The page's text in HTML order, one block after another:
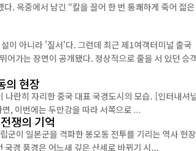
이 아니라 '질서'다. 그런데 최근 제1여객터미널 출국
어가는 장면이 공개됐다. 정상적으로 줄을 서 있던 승
의 현장
리한 중국 대표 국경도시의 모습. [인터내셔널
, 이번에는 두만강을 따라 서쪽으로 ...
쟁의 기억
이 일본군을 격파한 봉오동 전투를 기리는 역사 현장
국경 풍경은 어느새 깊은 산세로 바뀌기 시...